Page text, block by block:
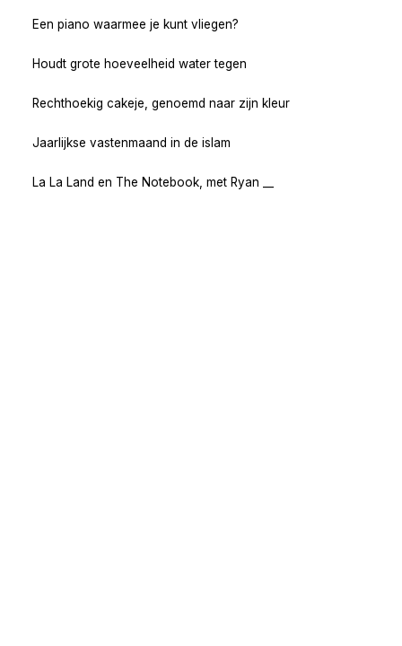
Een piano waarmee je kunt vliegen?
Houdt grote hoeveelheid water tegen
Rechthoekig cakeje, genoemd naar zijn kleur
Jaarlijkse vastenmaand in de islam
La La Land en The Notebook, met Ryan __